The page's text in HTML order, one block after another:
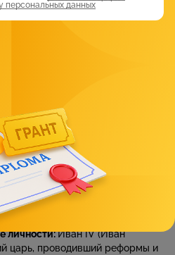
стало политическим
победитель в
IV:
принял титул царя. Он усилил
регулярное войско,
Однако его политика
и жестокостью — особенно в
личности:Иван IV (Иван
царь, проводивший реформы и
персональных данных